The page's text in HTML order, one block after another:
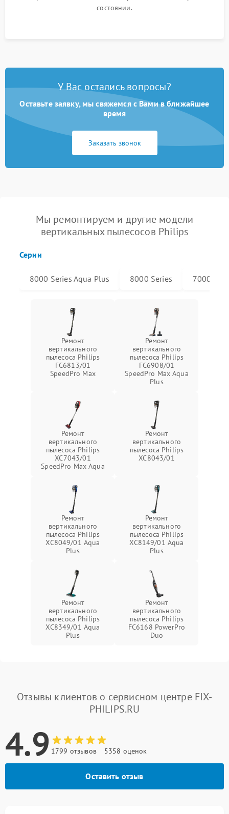
состоянии.
У Вас остались вопросы?
Оставьте заявку, мы свяжемся с Вами в ближайшее
время
Заказать звонок
Мы ремонтируем и другие модели
вертикальных пылесосов Philips
Серии
8000 Series Aqua Plus 8000 Series 7000
Ремонт
вертикального
пылесоса Philips
FC6813/01
SpeedPro Max
Ремонт
вертикального
пылесоса Philips
FC6908/01
SpeedPro Max Aqua
Plus
Ремонт
вертикального
пылесоса Philips
XC7043/01
SpeedPro Max Aqua
Ремонт
вертикального
пылесоса Philips
XC8043/01
Ремонт
вертикального
пылесоса Philips
XC8049/01 Aqua
Plus
Ремонт
вертикального
пылесоса Philips
XC8149/01 Aqua
Plus
Ремонт
вертикального
пылесоса Philips
XC8349/01 Aqua
Plus
Ремонт
вертикального
пылесоса Philips
FC6168 PowerPro
Duo
Отзывы клиентов о сервисном центре FIX-
PHILIPS.RU
4.9 1799 отзывов 5358 оценок
Оставить отзыв